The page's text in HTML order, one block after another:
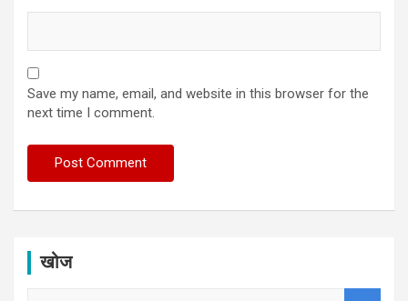
Save my name, email, and website in this browser for the
next time I comment.
खोज